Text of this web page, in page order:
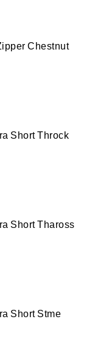
Chestnut
Short Throck
Short Thaross
Short Stme